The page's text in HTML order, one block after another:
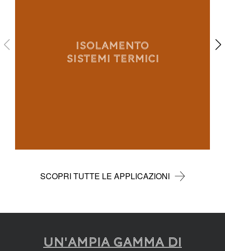
ISOLAMENTO
SISTEMI TERMICI
SCOPRI TUTTE LE APPLICAZIONI
UN'AMPIA GAMMA DI